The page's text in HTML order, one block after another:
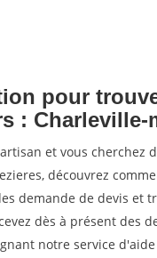
pour
: Charleville-
et vous cherchez
découvrez
demande de devis et
dès à présent des
notre service